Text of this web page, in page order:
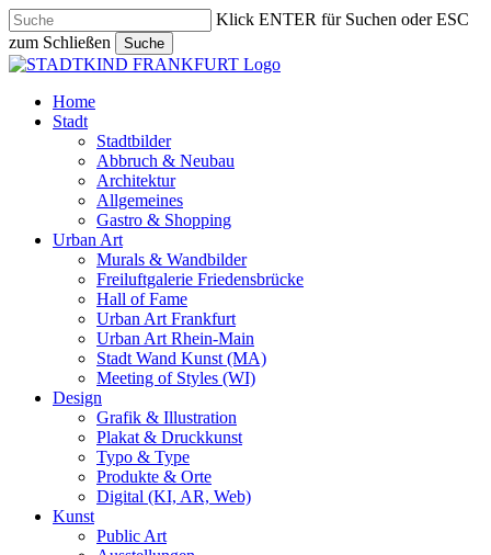
Skip
to
main
content
Klick ENTER für Suchen oder ESC
zum Schließen
Suche
Close
search
Menu
Home
Stadt
Stadtbilder
Abbruch & Neubau
Architektur
Allgemeines
Gastro & Shopping
Urban Art
Murals & Wandbilder
Freiluftgalerie Friedensbrücke
Hall of Fame
Urban Art Frankfurt
Urban Art Rhein-Main
Stadt Wand Kunst (MA)
Meeting of Styles (WI)
Design
Grafik & Illustration
Plakat & Druckkunst
Typo & Type
Produkte & Orte
Digital (KI, AR, Web)
Kunst
Public Art